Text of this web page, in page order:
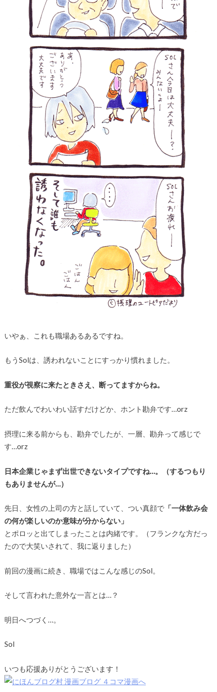
いやぁ、これも職場あるあるですね。
もうSolは、誘われないことにすっかり慣れました。
重役が視察に来たときさえ、断ってますからね。
ただ飲んでわいわい話すだけどか、ホント勘弁です…orz
摂理に来る前からも、勘弁でしたが、一層、勘弁って感じで
す…orz
日本企業じゃまず出世できないタイプですね…。（するつもり
もありませんが…）
先日、女性の上司の方と話していて、つい真顔で「一体飲み会
の何が楽しいのか意味が分からない」
とポロッと出てしまったことは内緒です。（フランクな方だっ
たので大笑いされて、我に返りました）
前回の漫画に続き、職場ではこんな感じのSol。
そして言われた意外な一言とは…？
明日へつづく…。
Sol
いつも応援ありがとうございます！